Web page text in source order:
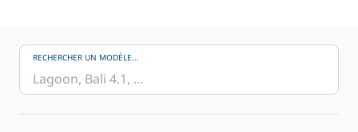
RECHERCHER UN MODÈLE...